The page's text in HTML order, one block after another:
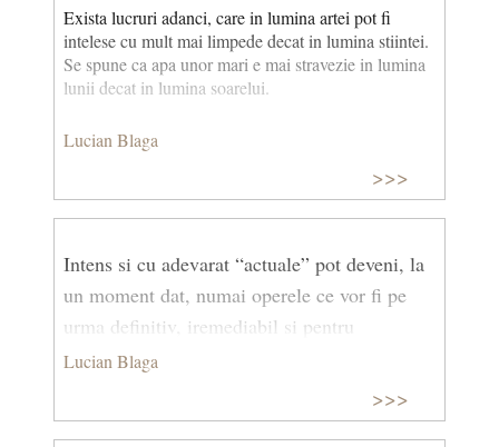
Exista lucruri adanci, care in lumina artei pot fi
intelese cu mult mai limpede decat in lumina stiintei.
Se spune ca apa unor mari e mai stravezie in lumina
lunii decat in lumina soarelui.
Lucian Blaga
>>>
Intens si cu adevarat “actuale” pot deveni, la
un moment dat, numai operele ce vor fi pe
urma definitiv, iremediabil si pentru
totdeauna “inactuale”
Lucian Blaga
>>>